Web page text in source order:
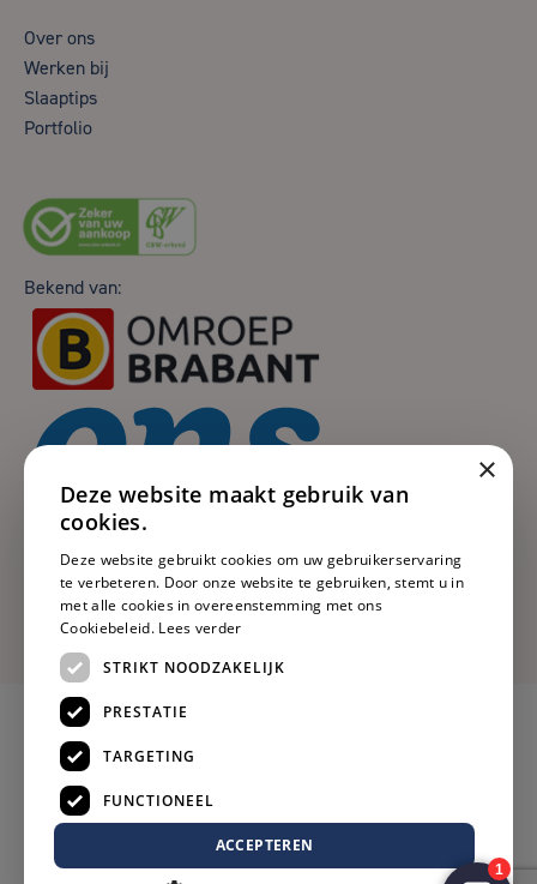
Over ons
Werken bij
Slaaptips
Portfolio
Bekend van:
×
Deze website maakt gebruik van
cookies.
Deze website gebruikt cookies om uw gebruikerservaring
te verbeteren. Door onze website te gebruiken, stemt u in
met alle cookies in overeenstemming met ons
Cookiebeleid. Lees verder
STRIKT NOODZAKELIJK
PRESTATIE
TARGETING
FUNCTIONEEL
ACCEPTEREN